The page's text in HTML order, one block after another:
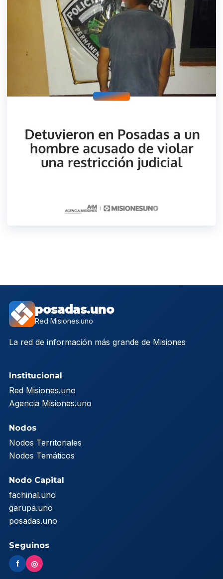
posadas.uno
Red Misiones.uno
La red de información más grande de Misiones
Institucional
Red Misiones.uno
Agencia Misiones.uno
Nodos
Nodos Territoriales
Nodos Temáticos
Nodo Capital
fachinal.uno
garupa.uno
posadas.uno
Seguinos
f ◎